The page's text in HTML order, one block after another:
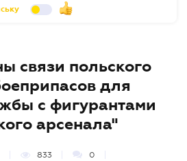
связи польского
для
с фигурантами
арсенала"
833 0